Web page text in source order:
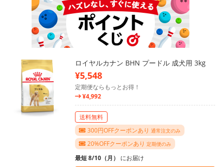
ロイヤルカナン BHN プードル 成犬用 3kg
¥5,548
定期便ならもっとお得！
¥4,992
送料無料
300円OFFクーポンあり 通常注文のみ
20%OFFクーポンあり 定期便のみ
最短 8/10（月） にお届け